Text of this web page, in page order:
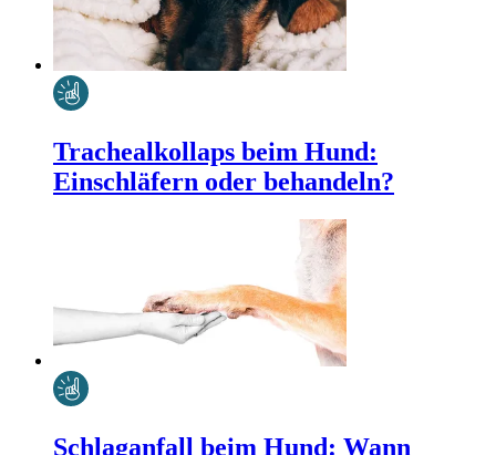
Trachealkollaps beim Hund:
Einschläfern oder behandeln?
Schlaganfall beim Hund: Wann